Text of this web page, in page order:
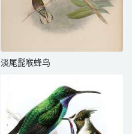
淡尾髭喉蜂鸟